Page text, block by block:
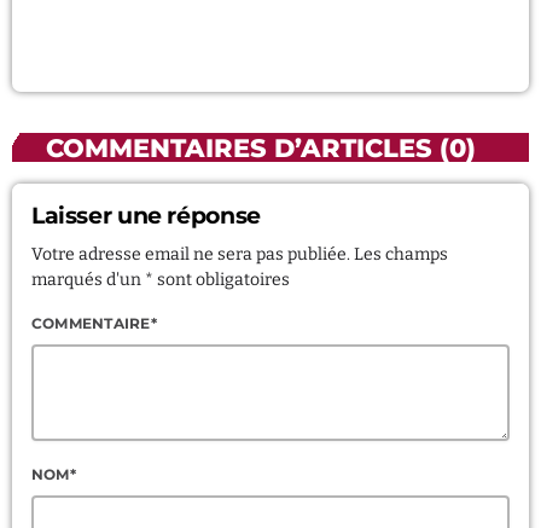
COMMENTAIRES D’ARTICLES (0)
Laisser une réponse
Votre adresse email ne sera pas publiée. Les champs
marqués d'un * sont obligatoires
COMMENTAIRE*
NOM*